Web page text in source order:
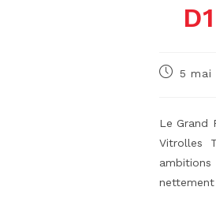
5 mai
Le Grand
Vitrolles
nettement